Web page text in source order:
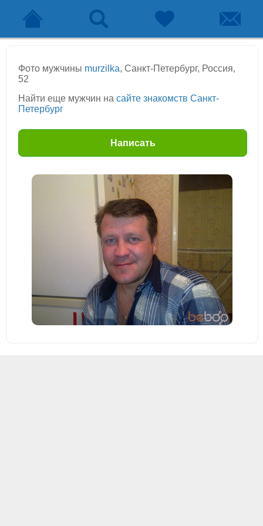
Фото мужчины murzilka, Санкт-Петербург, Россия,
52
Найти еще мужчин на сайте знакомств Санкт-
Петербург
Написать